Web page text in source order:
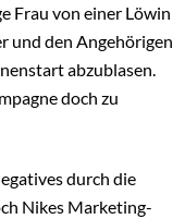
Frau von einer Löwin
und den Angehörigen
abzublasen.
doch zu
durch die
Nikes Marketing-